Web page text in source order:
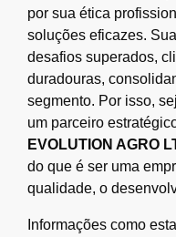
por sua ética
soluções eficazes.
desafios superados,
duradouras,
segmento. Por isso,
um parceiro
EVOLUTION AGRO
do que é ser uma
qualidade, o
Informações como